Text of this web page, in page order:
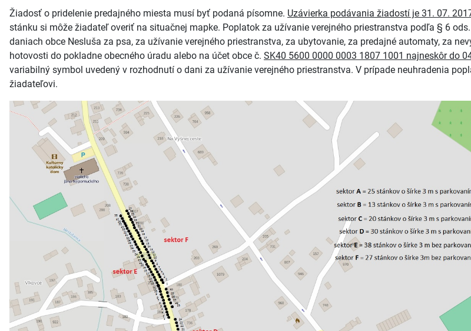
Žiadosť o pridelenie predajného miesta musí byť podaná písomne. Uzávierka podávania žiadostí je 31. 07.
stánku si môže žiadateľ overiť na situačnej mapke. Poplatok za užívanie verejného priestranstva podľa § 6
daniach obce Nesluša za psa, za užívanie verejného priestranstva, za ubytovanie, za predajné automaty, za
hotovosti do pokladne obecného úradu alebo na účet obce č. SK40 5600 0000 0003 1807 1001 najneskôr do
variabilný symbol uvedený v rozhodnutí o dani za užívanie verejného priestranstva. V prípade neuhradenia
žiadateľovi.